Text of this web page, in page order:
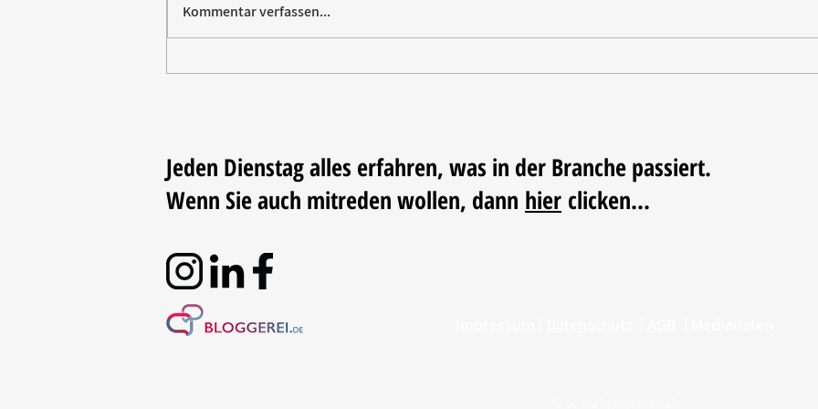
Oxo
Kommentar verfassen...
Jeden Dienstag alles erfahren, was in der Branche passiert.
Wenn Sie auch mitreden wollen, dann hier clicken...